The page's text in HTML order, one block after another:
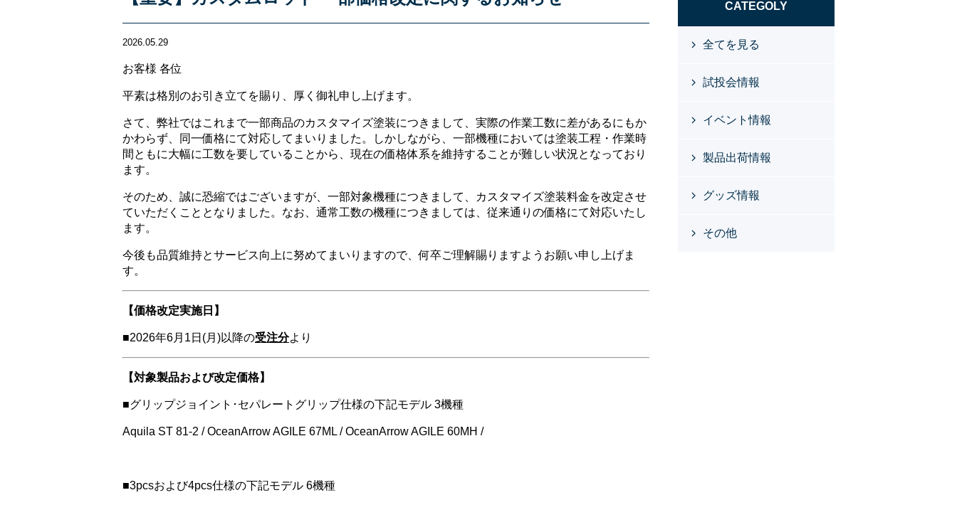
2026.05.29
お客様 各位
平素は格別のお引き立てを賜り、厚く御礼申し上げます。
さて、弊社ではこれまで一部商品のカスタマイズ塗装につきまして、実際の作業工数に差があるにもか
かわらず、同一価格にて対応してまいりました。しかしながら、一部機種においては塗装工程・作業時
間ともに大幅に工数を要していることから、現在の価格体系を維持することが難しい状況となっており
ます。
そのため、誠に恐縮ではございますが、一部対象機種につきまして、カスタマイズ塗装料金を改定させ
ていただくこととなりました。なお、通常工数の機種につきましては、従来通りの価格にて対応いたし
ます。
今後も品質維持とサービス向上に努めてまいりますので、何卒ご理解賜りますようお願い申し上げま
す。
【価格改定実施日】
■2026年6月1日(月)以降の受注分より
【対象製品および改定価格】
■グリップジョイント･セパレートグリップ仕様の下記モデル 3機種
Aquila ST 81-2 / OceanArrow AGILE 67ML / OceanArrow AGILE 60MH /
■3pcsおよび4pcs仕様の下記モデル 6機種
CATEGOLY
全てを見る
試投会情報
イベント情報
製品出荷情報
グッズ情報
その他